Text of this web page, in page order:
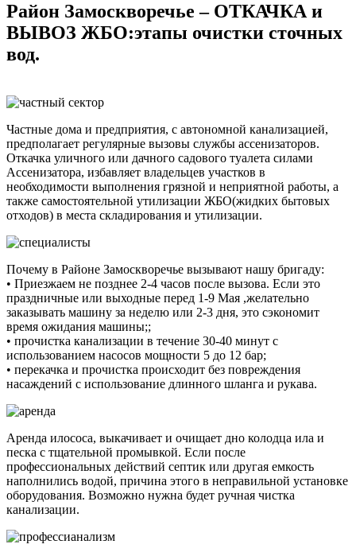
Район Замоскворечье – ОТКАЧКА и
ВЫВОЗ ЖБО:этапы очистки сточных
вод.
Частные дома и предприятия, с автономной канализацией,
предполагает регулярные вызовы службы ассенизаторов.
Откачка уличного или дачного садового туалета силами
Ассенизатора, избавляет владельцев участков в
необходимости выполнения грязной и неприятной работы, а
также самостоятельной утилизации ЖБО(жидких бытовых
отходов) в места складирования и утилизации.
Почему в Районе Замоскворечье вызывают нашу бригаду:
• Приезжаем не позднее 2-4 часов после вызова. Если это
праздничные или выходные перед 1-9 Мая ,желательно
заказывать машину за неделю или 2-3 дня, это сэкономит
время ожидания машины;;
• прочистка канализации в течение 30-40 минут с
использованием насосов мощности 5 до 12 бар;
• перекачка и прочистка происходит без повреждения
насаждений с использование длинного шланга и рукава.
Аренда илососа, выкачивает и очищает дно колодца ила и
песка с тщательной промывкой. Если после
профессиональных действий септик или другая емкость
наполнились водой, причина этого в неправильной установке
оборудования. Возможно нужна будет ручная чистка
канализации.